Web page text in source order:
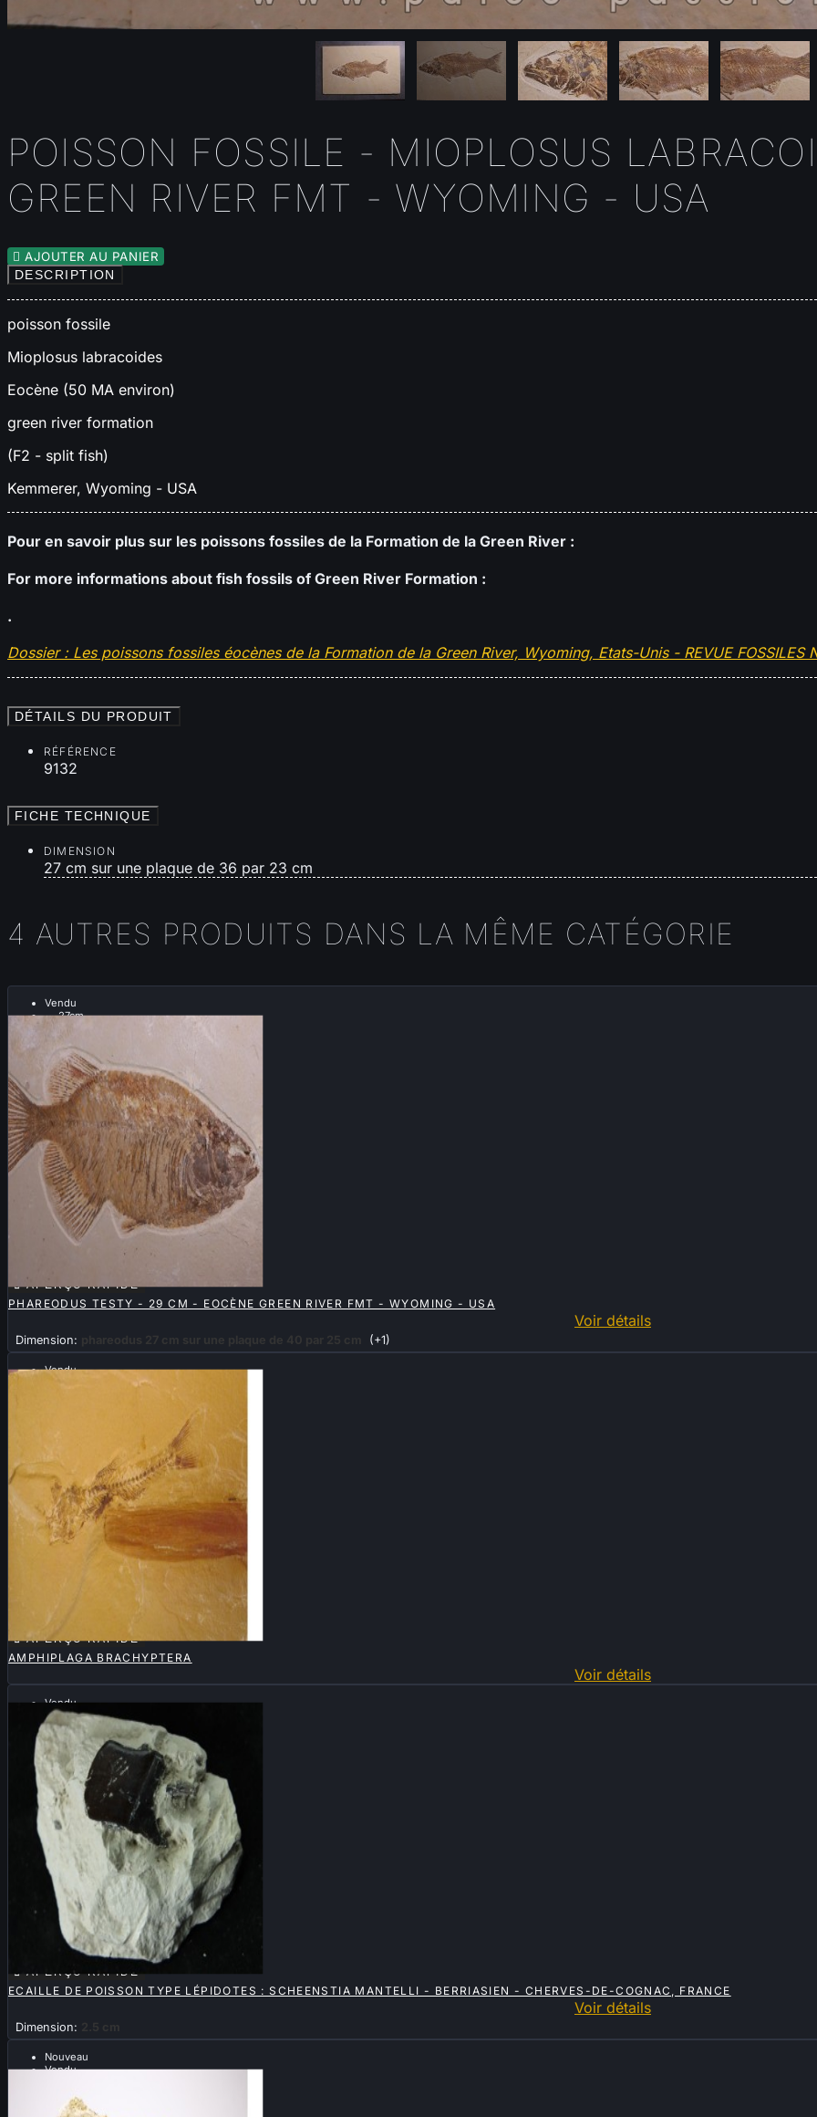
POISSON FOSSILE - MIOPLOSUS
GREEN RIVER FMT - WYOMING - USA
 AJOUTER AU PANIER
DESCRIPTION
poisson fossile
Mioplosus labracoides
Eocène (50 MA environ)
green river formation
(F2 - split fish)
Kemmerer, Wyoming - USA
Pour en savoir plus sur les poissons fossiles de la Formation de la Green River :
For more informations about fish fossils of Green River Formation :
.
Dossier : Les poissons fossiles éocènes de la Formation de la Green River, Wyoming, Etats-Unis - REVUE FOSSILES
DÉTAILS DU PRODUIT
RÉFÉRENCE
9132
FICHE TECHNIQUE
DIMENSION
27 cm sur une plaque de 36 par 23 cm
4 AUTRES PRODUITS DANS LA MÊME CATÉGORIE
Vendu
.....27cm.....
 APERÇU RAPIDE
PHAREODUS TESTY - 29 CM - EOCÈNE GREEN RIVER FMT - WYOMING - USA
Voir détails
Dimension: phareodus 27 cm sur une plaque de 40 par 25 cm (+1)
Vendu
 APERÇU RAPIDE
AMPHIPLAGA BRACHYPTERA
Voir détails
Vendu
 APERÇU RAPIDE
ECAILLE DE POISSON TYPE LÉPIDOTES : SCHEENSTIA MANTELLI - BERRIASIEN - CHERVES-DE-COGNAC, FRANCE
Voir détails
Dimension: 2.5 cm
Nouveau
Vendu